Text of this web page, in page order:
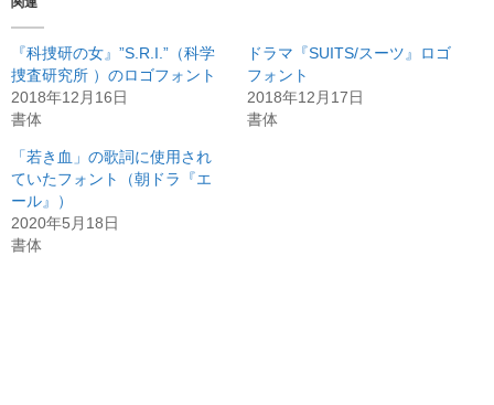
『科捜研の女』”S.R.I.”（科学
捜査研究所 ）のロゴフォント
2018年12月16日
書体
ドラマ『SUITS/スーツ』ロゴ
フォント
2018年12月17日
書体
「若き血」の歌詞に使用され
ていたフォント（朝ドラ『エ
ール』）
2020年5月18日
書体